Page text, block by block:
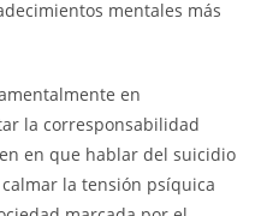
mentales más
en
la corresponsabilidad
en que hablar del suicidio
la tensión psíquica